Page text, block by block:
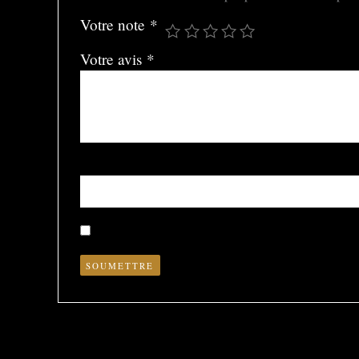
Votre note *
Votre avis *